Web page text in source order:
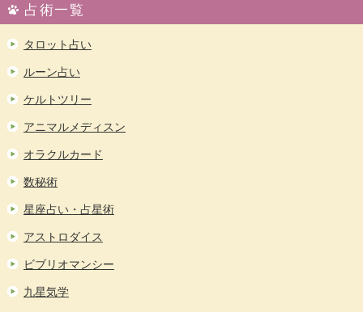
占術一覧
タロット占い
ルーン占い
ケルトツリー
アニマルメディスン
オラクルカード
数秘術
星座占い・占星術
アストロダイス
ビブリオマンシー
九星気学